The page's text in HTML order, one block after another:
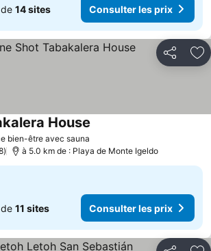
14 sites Consulter les prix
Partager
bien-être avec sauna
House
à 5.0 km de : Playa de Monte Igeldo
11 sites Consulter les prix